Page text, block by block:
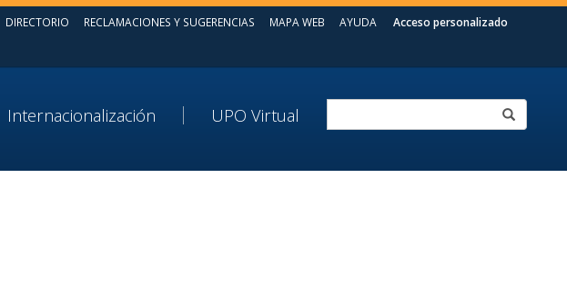
Acceso personalizado
DIRECTORIO RECLAMACIONES Y SUGERENCIAS MAPA WEB AYUDA
Internacionalización UPO Virtual